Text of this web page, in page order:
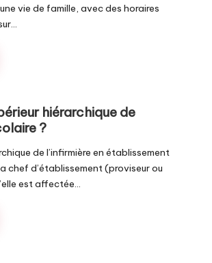
vie de famille, avec des horaires
hiérarchique de
?
de l’infirmière en établissement
chef d’établissement (proviseur ou
est affectée…